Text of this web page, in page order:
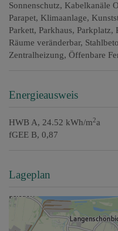
Sonnenschutz
Kabelkanäle
Parapet Klimaanlage
Parkett Parkhaus Parkplatz
Räume veränderbar
Zentralheizung Öffenbare
Energieausweis
HWB A, 24.52 kWh/m2a
fGEE B, 0,87
Lageplan